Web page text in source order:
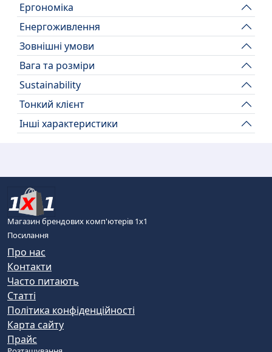
Ергономіка
Енергоживлення
Зовнішні умови
Вага та розміри
Sustainability
Тонкий клієнт
Інші характеристики
Магазин брендових комп'ютерів 1х1
Посилання
Про нас
Контакти
Часто питають
Статті
Політика конфіденційності
Карта сайту
Прайс